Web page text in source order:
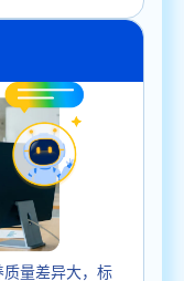
量差异大，标